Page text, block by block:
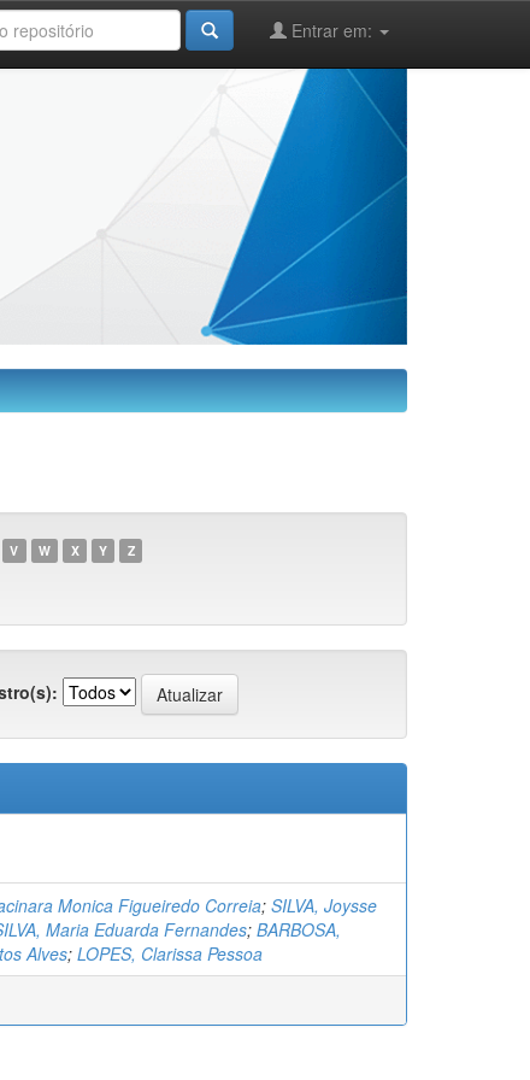
Entrar em:
V W X Y Z
Monica Figueiredo Correia; SILVA, Joysse
Maria Eduarda Fernandes; BARBOSA,
Alves; LOPES, Clarissa Pessoa